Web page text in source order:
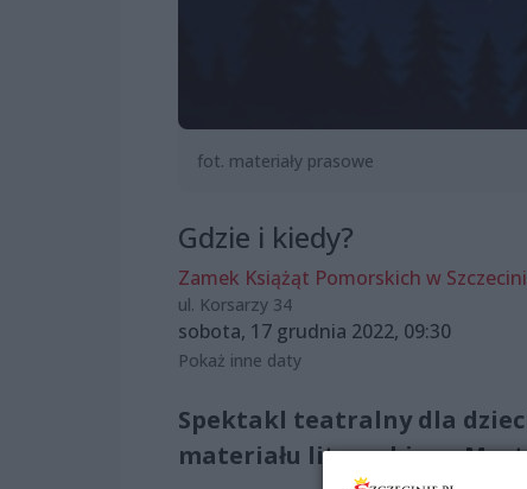
fot. materiały prasowe
Gdzie i kiedy?
Zamek Książąt Pomorskich w
ul. Korsarzy 34
sobota, 17 grudnia 2022, 09:30
Pokaż inne daty
Spektakl teatralny dla
materiału literackiego